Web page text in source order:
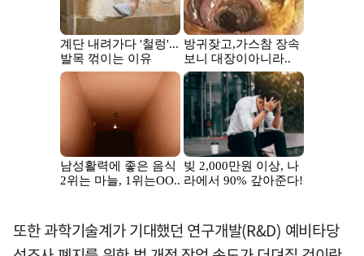
또한 과학기술계가 기대했던 연구개발(R&D) 예비타당